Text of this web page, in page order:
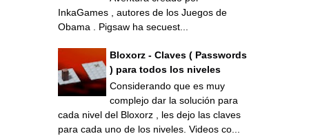
InkaGames , autores de los Juegos de
Obama . Pigsaw ha secuest...
Bloxorz - Claves ( Passwords
) para todos los niveles
Considerando que es muy
complejo dar la solución para
cada nivel del Bloxorz , les dejo las claves
para cada uno de los niveles. Videos co...